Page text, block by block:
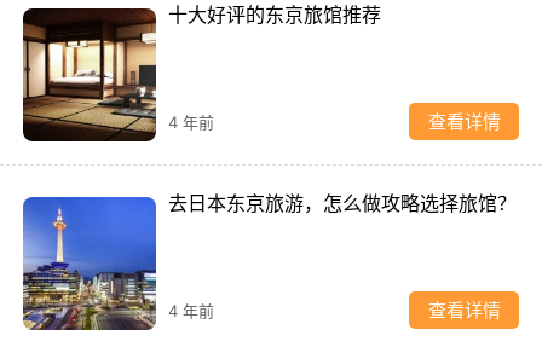
十大好评的东京旅馆推荐
4 年前 查看详情
去日本东京旅游，怎么做攻略选择旅馆？
4 年前 查看详情